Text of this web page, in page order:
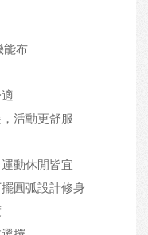
能布
活動更舒服
動休閒皆宜
圓弧設計修身